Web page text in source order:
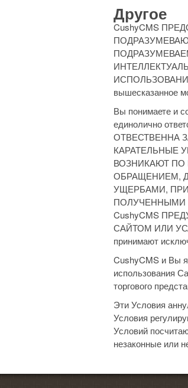
Другое
CushyCMS
ИСПОЛЬЗОВАНИЯ
вышесказанное
Вы понимаете и
единолично
ОТВЕСТВЕННА
КАРАТЕЛЬНЫЕ
ВОЗНИКАЮТ
ОБРАЩЕНИЕМ,
УЩЕРБАМИ,
ПОЛУЧЕННЫМИ
CushyCMS
САЙТОМ ИЛИ
принимают
CushyCMS и Вы
использования
торгового
Эти Условия
Условия
Условий
незаконные или